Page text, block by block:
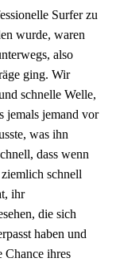
Surfer zu
wurde, waren
also
ging. Wir
schnelle Welle,
jemals jemand vor
was ihn
dass wenn
schnell
ihr
die sich
haben und
Chance ihres